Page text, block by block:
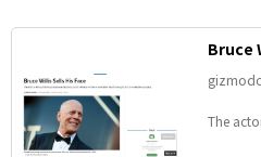
Bruce
The